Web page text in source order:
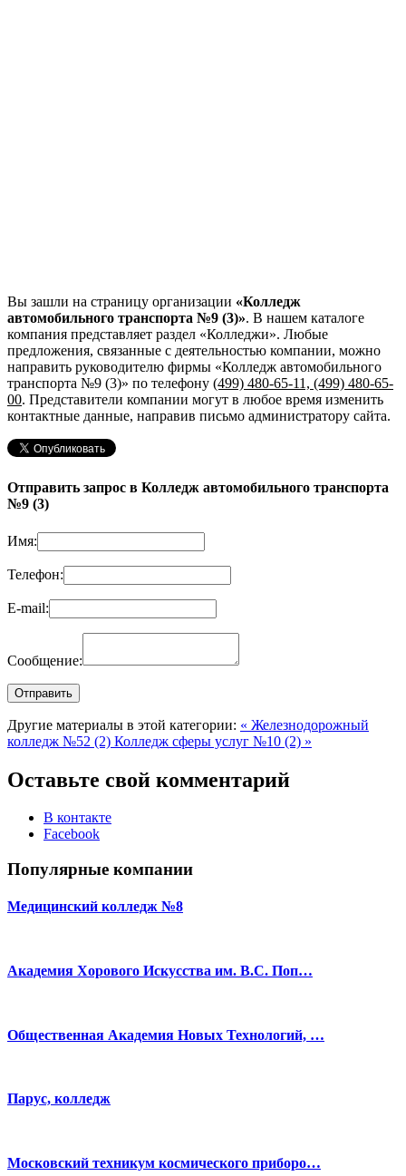
Вы зашли на страницу организации «Колледж
автомобильного транспорта №9 (3)». В нашем каталоге
компания представляет раздел «Колледжи». Любые
предложения, связанные с деятельностью компании, можно
направить руководителю фирмы «Колледж автомобильного
транспорта №9 (3)» по телефону (499) 480-65-11, (499) 480-65-
00. Представители компании могут в любое время изменить
контактные данные, направив письмо администратору сайта.
Отправить запрос в Колледж автомобильного транспорта
№9 (3)
Имя:
Телефон:
E-mail:
Сообщение:
Другие материалы в этой категории: « Железнодорожный
колледж №52 (2) Колледж сферы услуг №10 (2) »
Оставьте свой комментарий
В контакте
Facebook
Популярные компании
Медицинский колледж №8
Академия Хорового Искусства им. В.С. Поп…
Общественная Академия Новых Технологий, …
Парус, колледж
Московский техникум космического приборо…